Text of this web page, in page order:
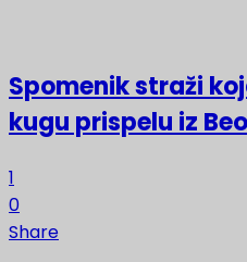
Spomenik straži
kugu prispelu iz
1
0
Share